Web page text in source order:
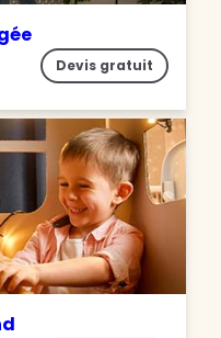
Devis gratuit